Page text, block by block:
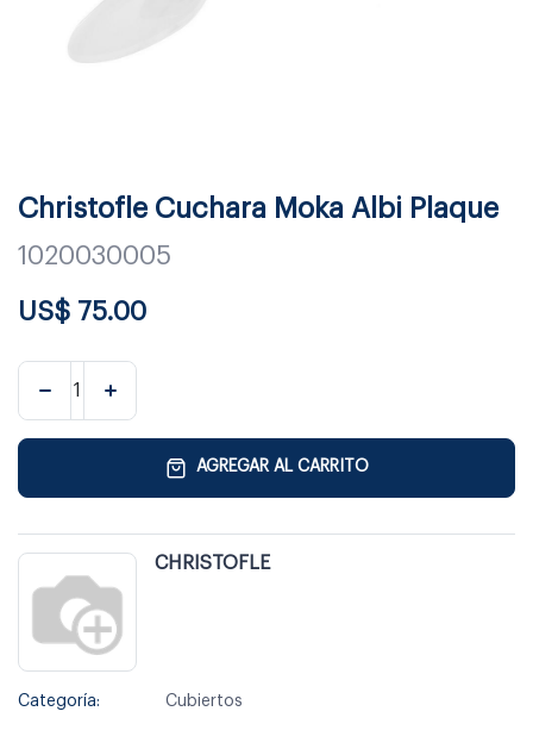
Christofle Cuchara Moka Albi Plaque
1020030005
US$ 75.00
AGREGAR AL CARRITO
CHRISTOFLE
Categoría: Cubiertos